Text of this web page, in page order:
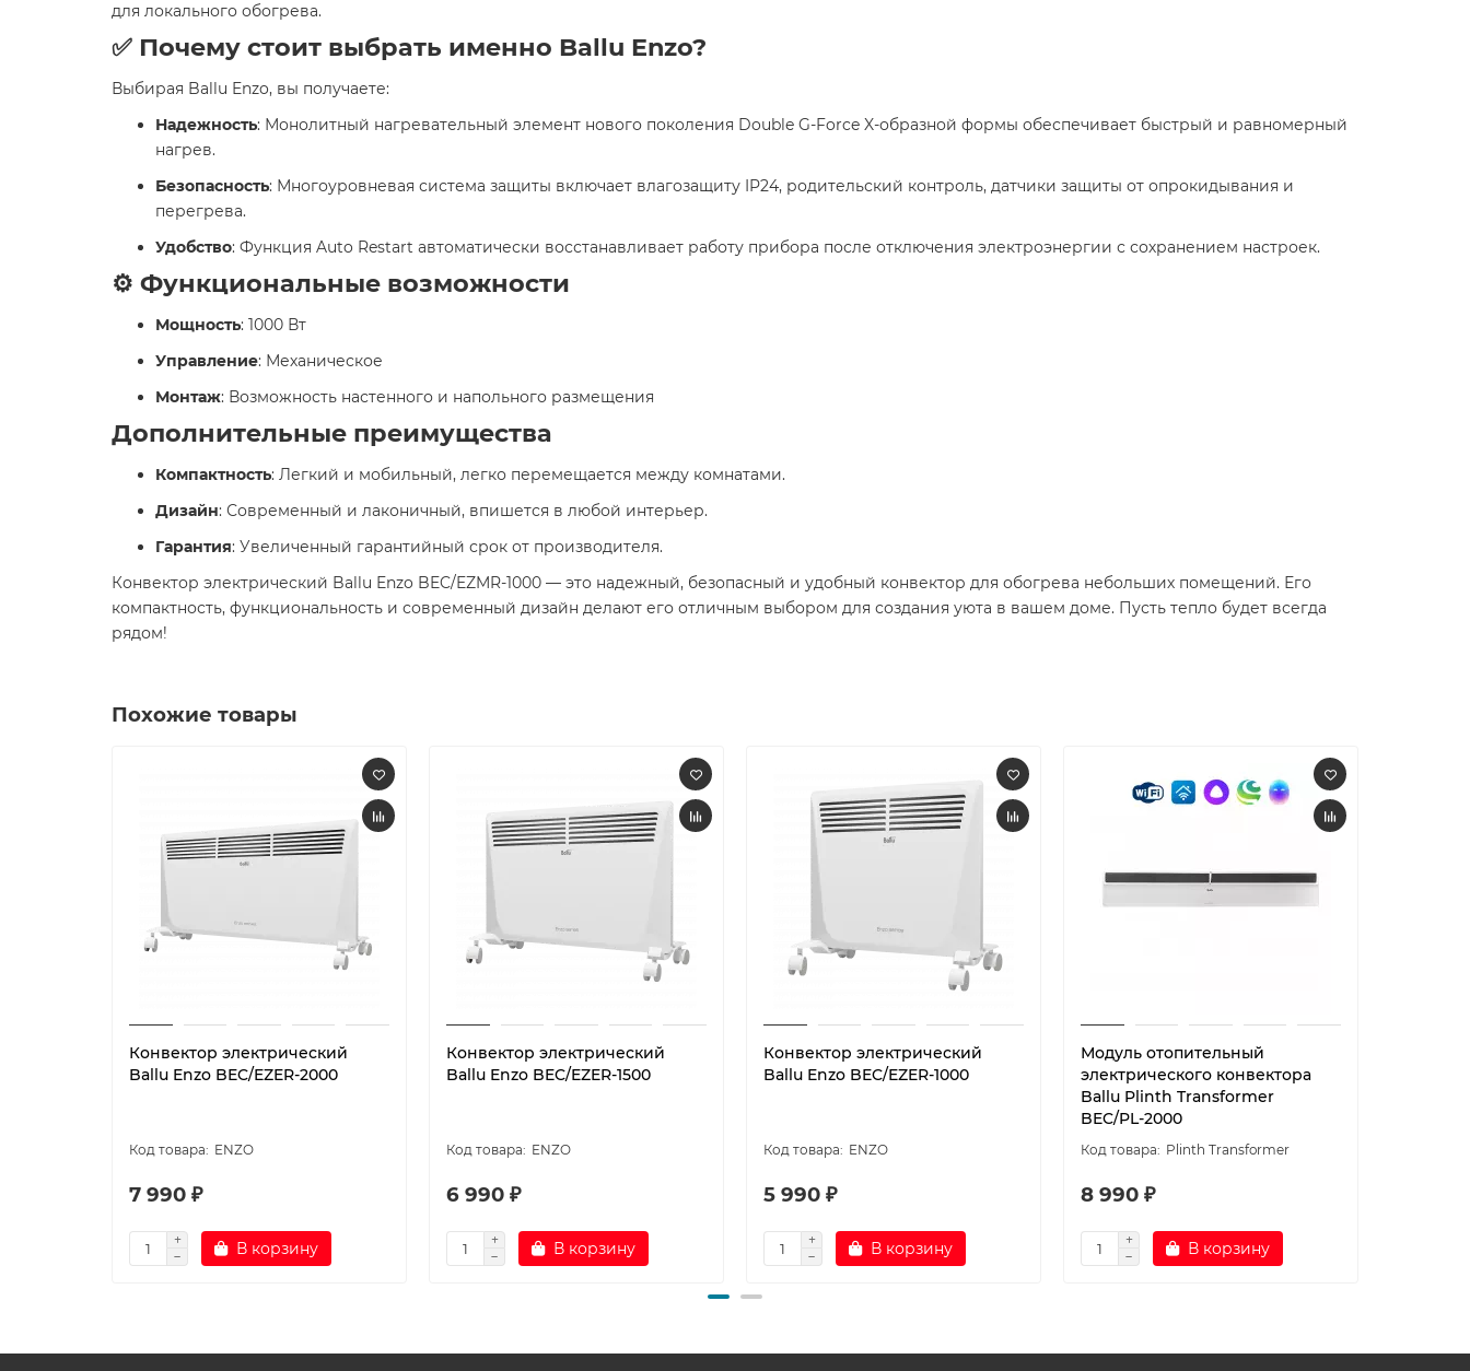
для локального обогрева. ​
✅ Почему стоит выбрать именно Ballu Enzo?
Выбирая Ballu Enzo, вы получаете:​
Надежность: Монолитный нагревательный элемент нового поколения Double G-Force X-образной формы обеспечивает быстрый и равномерный
нагрев. ​
Безопасность: Многоуровневая система защиты включает влагозащиту IP24, родительский контроль, датчики защиты от опрокидывания и
перегрева. ​
Удобство: Функция Auto Restart автоматически восстанавливает работу прибора после отключения электроэнергии с сохранением настроек. ​
⚙️ Функциональные возможности
Мощность: 1000 Вт​
Управление: Механическое​
Монтаж: Возможность настенного и напольного размещения​
Дополнительные преимущества
Компактность: Легкий и мобильный, легко перемещается между комнатами.​
Дизайн: Современный и лаконичный, впишется в любой интерьер.​
Гарантия: Увеличенный гарантийный срок от производителя.​
Конвектор электрический Ballu Enzo BEC/EZMR-1000 — это надежный, безопасный и удобный конвектор для обогрева небольших помещений. Его
компактность, функциональность и современный дизайн делают его отличным выбором для создания уюта в вашем доме. Пусть тепло будет всегда
рядом! ​
Похожие товары
Конвектор электрический
Ballu Enzo BEC/EZER-2000
ENZO
7 990 ₽
В корзину
Конвектор электрический
Ballu Enzo BEC/EZER-1500
ENZO
6 990 ₽
В корзину
Конвектор электрический
Ballu Enzo BEC/EZER-1000
ENZO
5 990 ₽
В корзину
Модуль отопительный
электрического конвектора
Ballu Plinth Transformer
BEC/PL-2000
Plinth Transformer
8 990 ₽
В корзину